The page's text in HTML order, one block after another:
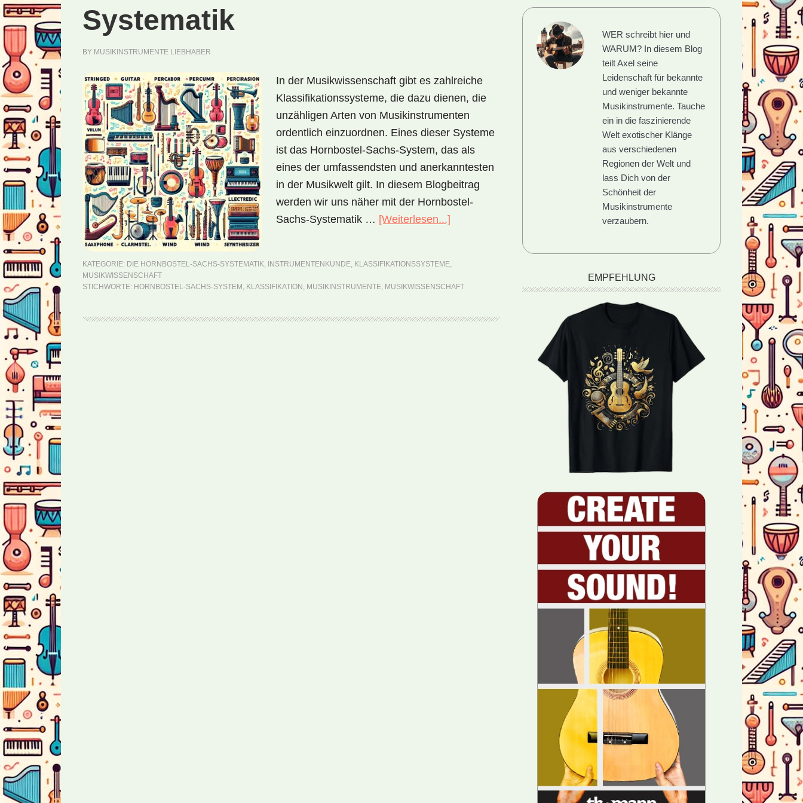
Systematik
BY MUSIKINSTRUMENTE LIEBHABER
In der Musikwissenschaft gibt es zahlreiche
Klassifikationssysteme, die dazu dienen, die
unzähligen Arten von Musikinstrumenten
ordentlich einzuordnen. Eines dieser Systeme
ist das Hornbostel-Sachs-System, das als
eines der umfassendsten und anerkanntesten
in der Musikwelt gilt. In diesem Blogbeitrag
werden wir uns näher mit der Hornbostel-
Sachs-Systematik … [Weiterlesen...]
Systematik
KATEGORIE: DIE HORNBOSTEL-SACHS-SYSTEMATIK, INSTRUMENTENKUNDE, KLASSIFIKATIONSSYSTEME,
MUSIKWISSENSCHAFT
STICHWORTE: HORNBOSTEL-SACHS-SYSTEM , KLASSIFIKATION , MUSIKINSTRUMENTE, MUSIKWISSENSCHAFT
WER schreibt hier und
WARUM?In diesem Blog
teilt Axel seine
Leidenschaft für bekannte
und weniger bekannte
Musikinstrumente. Tauche
ein in die faszinierende
Welt exotischer Klänge
aus verschiedenen
Regionen der Welt und
lass Dich von der
Schönheit der
Musikinstrumente
verzaubern.
EMPFEHLUNG